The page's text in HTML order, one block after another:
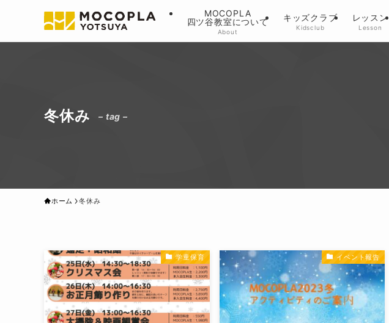
MOCOPLA
四ツ谷教室について
About
キッズクラブ
Kidsclub
レッスン
Lesson
冬休み – tag –
ホーム 冬休み
学童保育 イベント報告